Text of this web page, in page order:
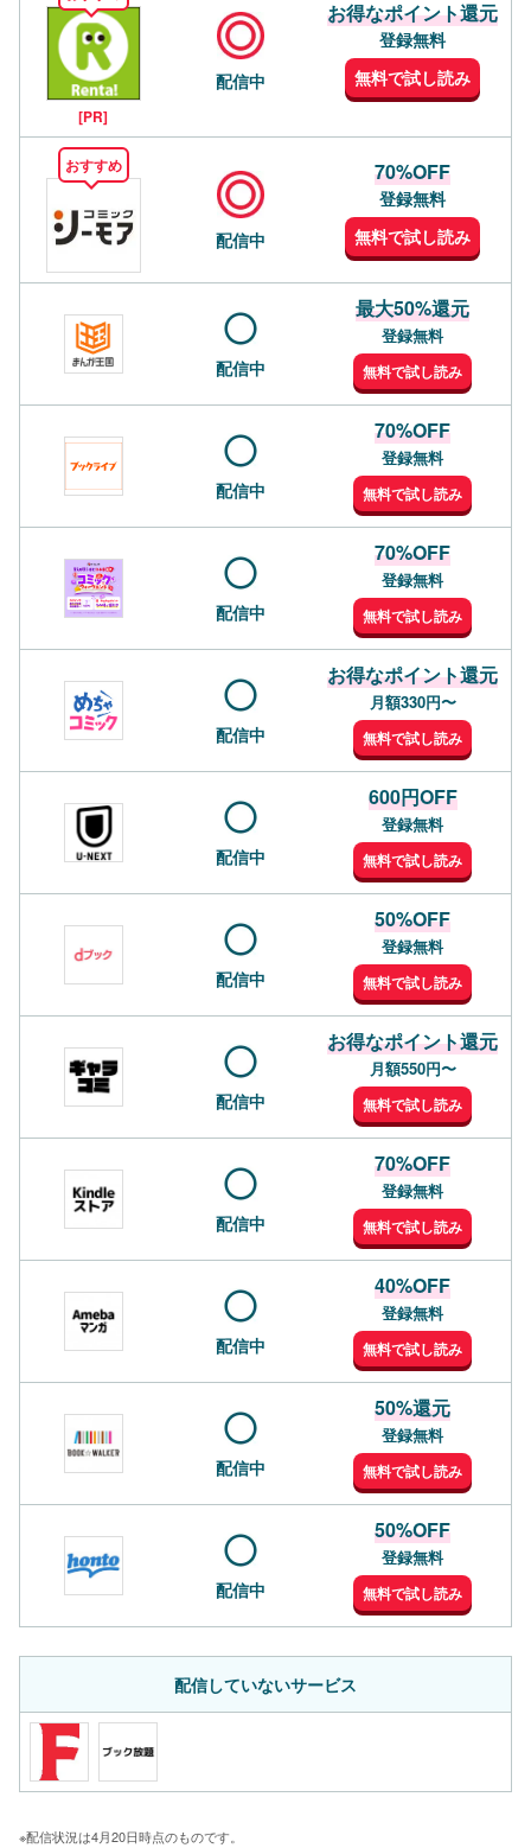
[PR]
配信中
お得なポイント還元
登録無料
無料で試し読み
おすすめ
配信中
70%OFF
登録無料
無料で試し読み
配信中
最大50%還元
登録無料
無料で試し読み
配信中
70%OFF
登録無料
無料で試し読み
配信中
70%OFF
登録無料
無料で試し読み
配信中
お得なポイント還元
月額330円〜
無料で試し読み
配信中
600円OFF
登録無料
無料で試し読み
配信中
50%OFF
登録無料
無料で試し読み
配信中
お得なポイント還元
月額550円〜
無料で試し読み
配信中
70%OFF
登録無料
無料で試し読み
配信中
40%OFF
登録無料
無料で試し読み
配信中
50%還元
登録無料
無料で試し読み
配信中
50%OFF
登録無料
無料で試し読み
配信していないサービス
※配信状況は4月20日時点のものです。